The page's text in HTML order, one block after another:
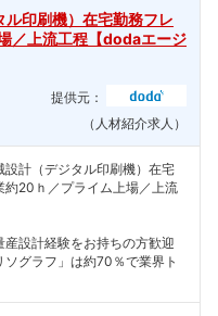
ル印刷機）在宅勤務フレ
／上流工程【dodaエージ
提供元：
（人材紹介求人）
設計（デジタル印刷機）在宅
約20ｈ／プライム上場／上流
設計経験をお持ちの方歓迎
ソグラフ」は約70％で業界ト